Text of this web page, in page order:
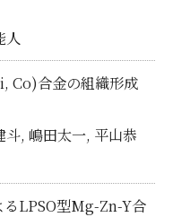
人
Co)合金の組織形成
, 嶋田太一, 平山恭
LPSO型Mg-Zn-Y合